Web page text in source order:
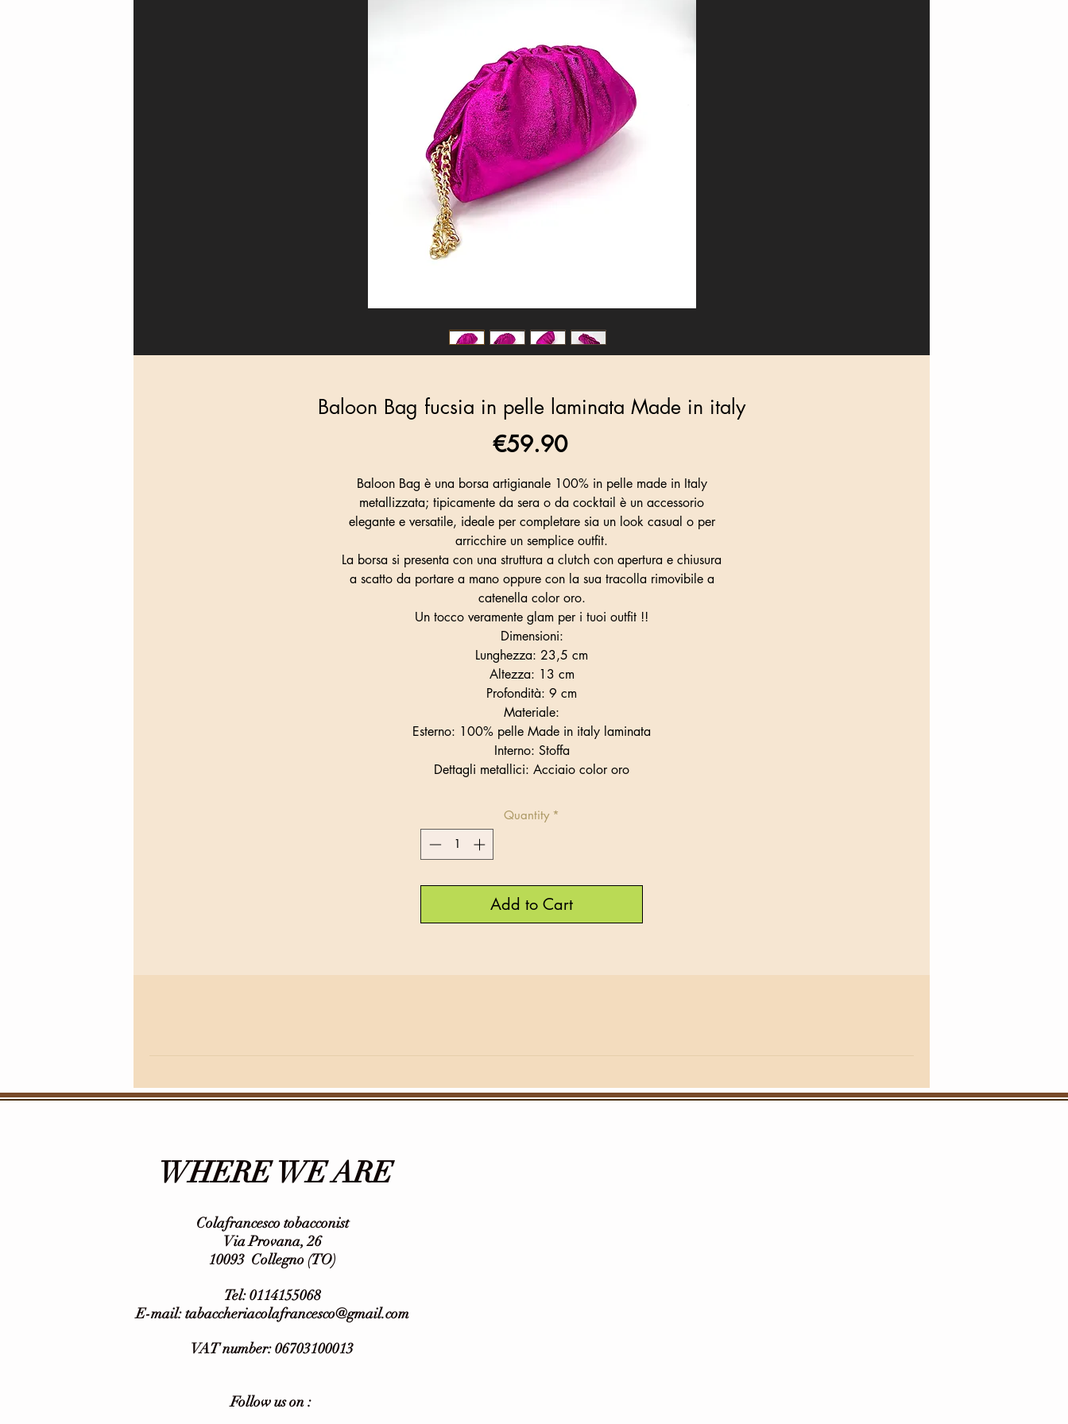
Baloon Bag fucsia in pelle laminata Made in italy
€59.90Price
Baloon Bag è una borsa artigianale 100% in pelle made in Italy
metallizzata; tipicamente da sera o da cocktail è un accessorio
elegante e versatile, ideale per completare sia un look casual o per
arricchire un semplice outfit.
La borsa si presenta con una struttura a clutch con apertura e chiusura
a scatto da portare a mano oppure con la sua tracolla rimovibile a
catenella color oro.
Un tocco veramente glam per i tuoi outfit !!
Dimensioni:
Lunghezza: 23,5 cm
Altezza: 13 cm
Profondità: 9 cm
Materiale:
Esterno: 100% pelle Made in italy laminata
Interno: Stoffa
Dettagli metallici: Acciaio color oro
Quantity *
Add to Cart
WHERE WE ARE
Colafrancesco tobacconist
Via Provana, 26
10093 Collegno (TO)
Tel: 0114155068
E-mail:tabaccheriacolafrancesco@gmail.com
VAT number: 06703100013
Follow us on :